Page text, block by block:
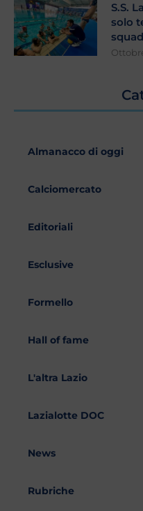
S.S.
solo
Almanacco di oggi
Calciomercato
Editoriali
Esclusive
Formello
Hall of fame
L'altra Lazio
Lazialotte DOC
News
Rubriche